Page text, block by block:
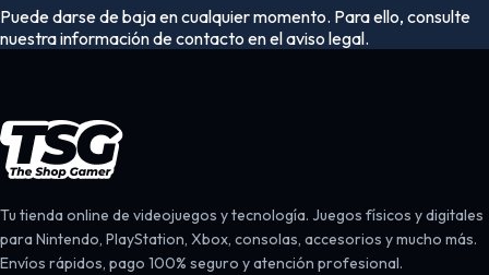
Puede darse de baja en cualquier momento. Para ello, consulte
nuestra información de contacto en el aviso legal.
Tu tienda online de videojuegos y tecnología. Juegos físicos y digitales
para Nintendo, PlayStation, Xbox, consolas, accesorios y mucho más.
Envíos rápidos, pago 100% seguro y atención profesional.